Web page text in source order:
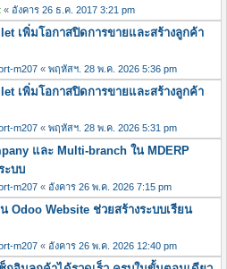
« อังคาร 26 ธ.ค. 2017 3:21 pm
เพิ่มโอกาสปิดการขายและสร้างลูกค้า
m207 « พฤหัสฯ. 28 พ.ค. 2026 5:36 pm
เพิ่มโอกาสปิดการขายและสร้างลูกค้า
m207 « พฤหัสฯ. 28 พ.ค. 2026 5:31 pm
และ Multi-branch ใน MDERP
ะบบ
m207 « อังคาร 26 พ.ค. 2026 7:15 pm
Odoo Website ช่วยสร้างระบบเรียน
m207 « อังคาร 26 พ.ค. 2026 12:40 pm